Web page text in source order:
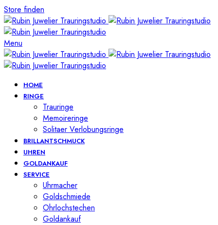
Store finden
Menu
HOME
RINGE
Trauringe
Memoireringe
Solitaer Verlobungsringe
BRILLANTSCHMUCK
UHREN
GOLDANKAUF
SERVICE
Uhrmacher
Goldschmiede
Ohrlochstechen
Goldankauf